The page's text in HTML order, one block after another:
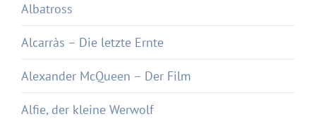
Albatross
Alcarràs – Die letzte Ernte
Alexander McQueen – Der Film
Alfie, der kleine Werwolf